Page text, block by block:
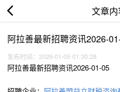
文章内
阿拉善最新招聘资讯2026-
发布时间：2026-01-05 01:30:28
阿拉善最新招聘资讯2026-01-05